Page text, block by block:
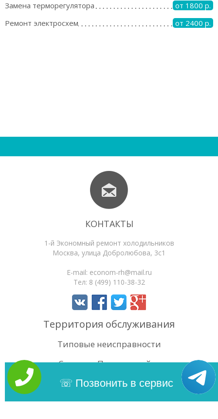
Замена терморегулятора
от 1800 р.
Ремонт электросхем
от 2400 р.
КОНТАКТЫ
1-й Экономный ремонт холодильников
Москва, улица Добролюбова, 3с1
E-mail: econom-rh@mail.ru
Тел: 8 (499) 110-38-32
Территория обслуживания
Типовые неисправности
Статьи
Поиск по сайту
Позвонить в сервис